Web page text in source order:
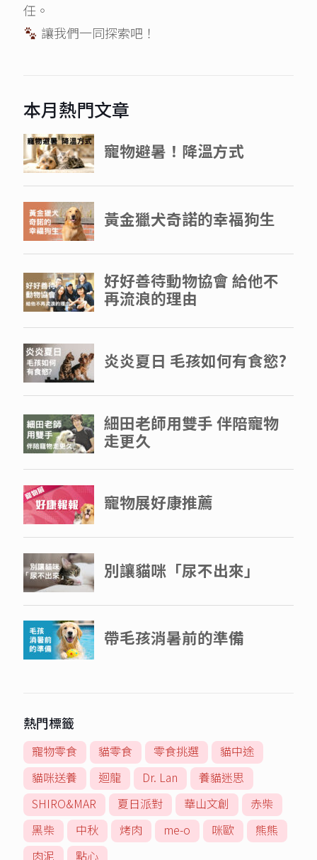
任。
讓我們一同探索吧！
本月熱門文章
熱門標籤
寵物零食 貓零食 零食挑選
貓中途
貓咪送養
迴龍 Dr. Lan
養貓迷思
SHIRO&MAR
夏日派對 華山文創
赤柴
黑柴
中秋 烤肉 me-o 咪歐
熊熊
肉泥
點心